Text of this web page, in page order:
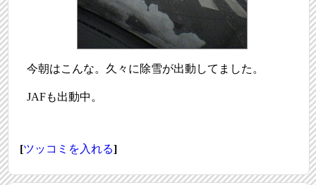
今朝はこんな。久々に除雪が出動してました。
JAFも出動中。
[ツッコミを入れる]